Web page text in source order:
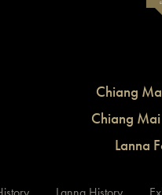
Chiang
Chiang
Lanna